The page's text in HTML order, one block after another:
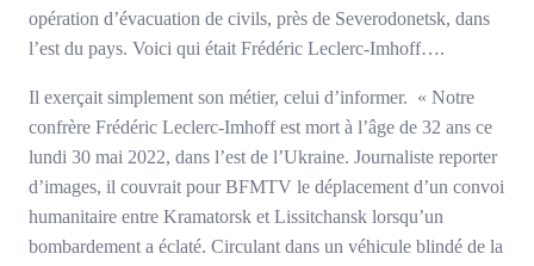
opération d’évacuation de civils, près de Severodonetsk, dans
l’est du pays. Voici qui était Frédéric Leclerc-Imhoff….
Il exerçait simplement son métier, celui d’informer. « Notre
confrère Frédéric Leclerc-Imhoff est mort à l’âge de 32 ans ce
lundi 30 mai 2022, dans l’est de l’Ukraine. Journaliste reporter
d’images, il couvrait pour BFMTV le déplacement d’un convoi
humanitaire entre Kramatorsk et Lissitchansk lorsqu’un
bombardement a éclaté. Circulant dans un véhicule blindé de la